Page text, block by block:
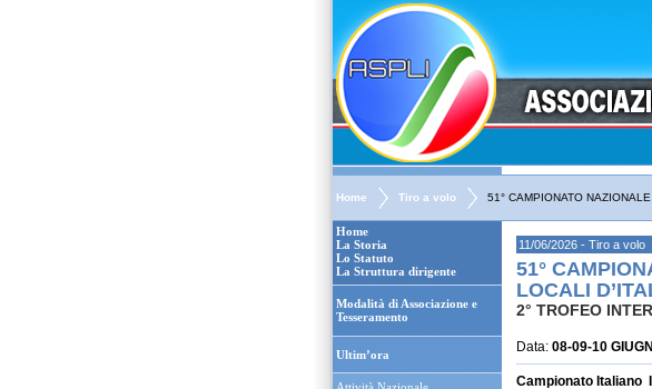
Home Tiro a volo 51° CAMPIONATO
Home
La Storia
Lo Statuto
La Struttura dirigente
Modalità di Associazione e
Tesseramento
Ultim’ora
11/06/2026 - Tiro a volo
51°
LOCALI
2° TROFEO
Data: 08-09-10
Campionato Italiano